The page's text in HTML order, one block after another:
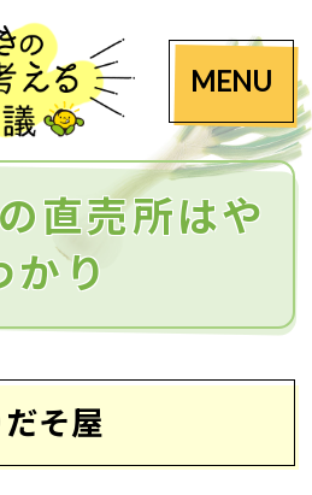
MENU
直売所はや
かり
そ屋